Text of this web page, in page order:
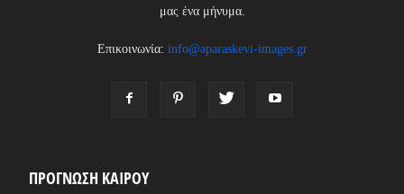
μας ένα μήνυμα.
Επικοινωνία: info@aparaskevi-images.gr
ΠΡΟΓΝΩΣΗ ΚΑΙΡΟΥ